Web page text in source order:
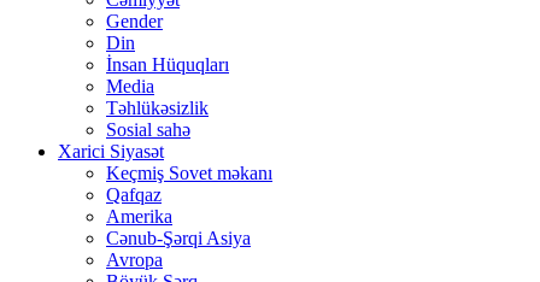
Gender
Din
İnsan Hüquqları
Media
Təhlükəsizlik
Sosial sahə
Xarici Siyasət
Keçmiş Sovet məkanı
Qafqaz
Amerika
Cənub-Şərqi Asiya
Avropa